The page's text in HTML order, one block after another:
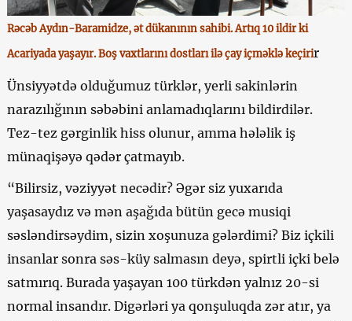
Rəcəb Aydın-Baramidze, ət dükanının sahibi. Artıq 10 ildir ki
Acariyada yaşayır. Boş vaxtlarını dostları ilə çay içməklə keçirir
Ünsiyyətdə olduğumuz türklər, yerli sakinlərin
narazılığının səbəbini anlamadıqlarını bildirdilər.
Tez-tez gərginlik hiss olunur, amma hələlik iş
münaqişəyə qədər çatmayıb.
“Bilirsiz, vəziyyət necədir? Əgər siz yuxarıda
yaşasaydız və mən aşağıda bütün gecə musiqi
səsləndirsəydim, sizin xoşunuza gələrdimi? Biz içkili
insanlar sonra səs-küy salmasın deyə, spirtli içki belə
satmırıq. Burada yaşayan 100 türkdən yalnız 20-si
normal insandır. Digərləri ya qonşuluqda zər atır, ya